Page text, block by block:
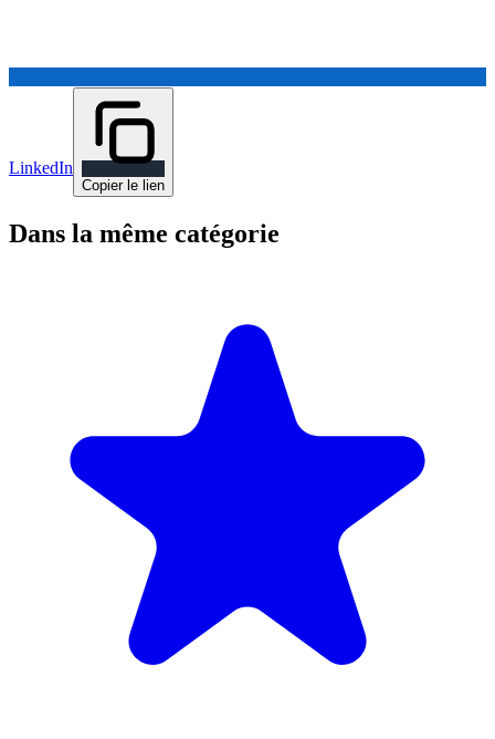
LinkedIn
Copier le lien
Dans la même catégorie